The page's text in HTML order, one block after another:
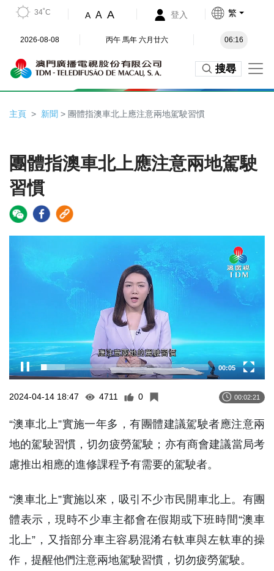
34˚C A A A 登入 繁
2026-08-08 丙午 馬年 六月廿六 06:16
搜尋
主頁 新聞 > 團體指澳車北上應注意兩地駕駛習慣
團體指澳車北上應注意兩地駕駛
習慣
00:05
2024-04-14 18:47 4711 0 00:02:21
“澳車北上”實施一年多，有團體建議駕駛者應注意兩
地的駕駛習慣，切勿疲勞駕駛；亦有商會建議當局考
慮推出相應的進修課程予有需要的駕駛者。
“澳車北上”實施以來，吸引不少市民開車北上。有團
體表示，現時不少車主都會在假期或下班時間“澳車
北上”，又指部分車主容易混淆右軚車與左軚車的操
作，提醒他們注意兩地駕駛習慣，切勿疲勞駕駛。